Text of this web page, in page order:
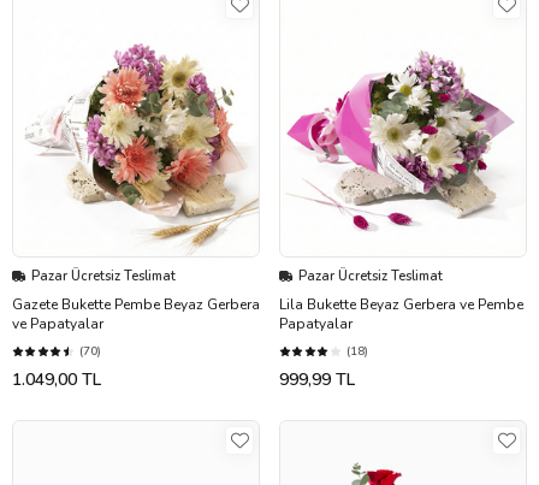
Pazar Ücretsiz Teslimat
Gazete Bukette Pembe Beyaz Gerbera
ve Papatyalar
(70)
1.049,00 TL
Pazar Ücretsiz Teslimat
Lila Bukette Beyaz Gerbera ve Pembe
Papatyalar
(18)
999,99 TL